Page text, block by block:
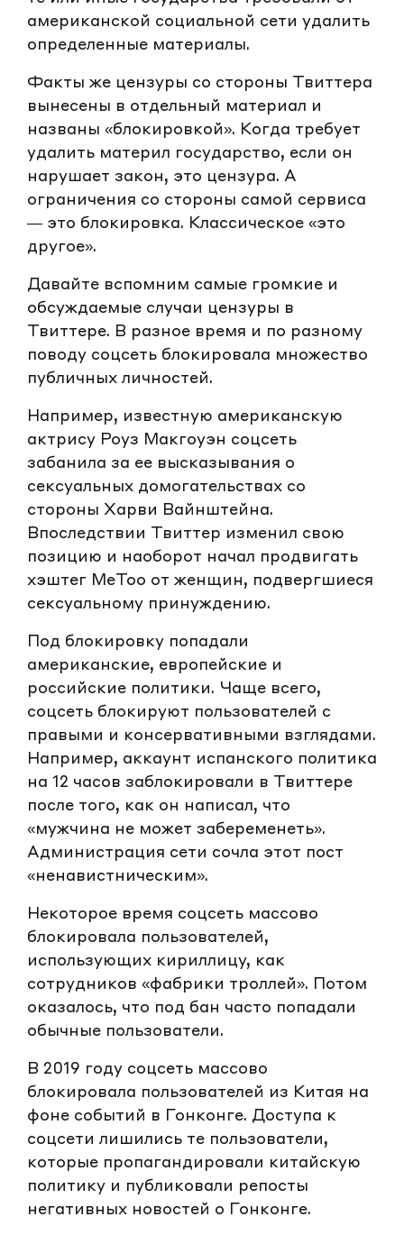
американской социальной сети удалить
определенные материалы.
Факты же цензуры со стороны Твиттера
вынесены в отдельный материал и
названы «блокировкой». Когда требует
удалить материл государство, если он
нарушает закон, это цензура. А
ограничения со стороны самой сервиса
— это блокировка. Классическое «это
другое».
Давайте вспомним самые громкие и
обсуждаемые случаи цензуры в
Твиттере. В разное время и по разному
поводу соцсеть блокировала множество
публичных личностей.
Например, известную американскую
актрису Роуз Макгоуэн соцсеть
забанила за ее высказывания о
сексуальных домогательствах со
стороны Харви Вайнштейна.
Впоследствии Твиттер изменил свою
позицию и наоборот начал продвигать
хэштег MeToo от женщин, подвергшиеся
сексуальному принуждению.
Под блокировку попадали
американские, европейские и
российские политики. Чаще всего,
соцсеть блокируют пользователей с
правыми и консервативными взглядами.
Например, аккаунт испанского политика
на 12 часов заблокировали в Твиттере
после того, как он написал, что
«мужчина не может забеременеть»⁠⁠.
Администрация сети сочла этот пост
«ненавистническим».
Некоторое время соцсеть массово
блокировала пользователей,
использующих кириллицу, как
сотрудников «фабрики троллей». Потом
оказалось, что под бан часто попадали
обычные пользователи.
В 2019 году соцсеть массово
блокировала пользователей из Китая на
фоне событий в Гонконге. Доступа к
соцсети лишились те пользователи,
которые пропагандировали китайскую
политику и публиковали репосты
негативных новостей о Гонконге.